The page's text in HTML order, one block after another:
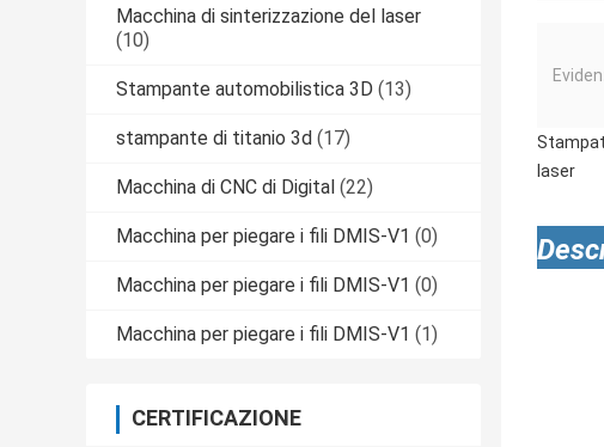
Macchina di sinterizzazione del laser
(10)
Stampante automobilistica 3D (13)
stampante di titanio 3d (17)
Macchina di CNC di Digital (22)
Macchina per piegare i fili DMIS-V1 (0)
Macchina per piegare i fili DMIS-V1 (0)
Macchina per piegare i fili DMIS-V1 (1)
CERTIFICAZIONE
laser